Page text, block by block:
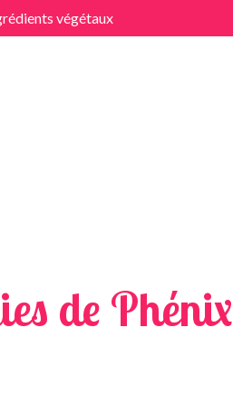
végétaux
de Phénix